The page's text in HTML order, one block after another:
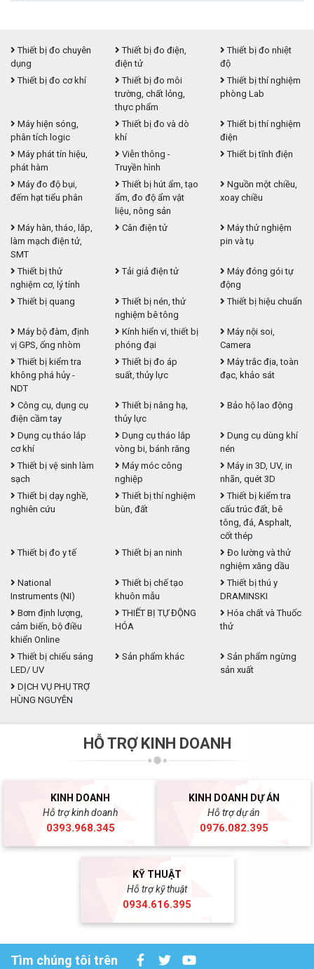
Thiết bị đo chuyên
dụng
Thiết bị đo điện,
điện tử
Thiết bị đo nhiệt
độ
Thiết bị đo cơ khí
Thiết bị đo môi
trường, chất lỏng,
thực phẩm
Thiết bị thí nghiệm
phòng Lab
Máy hiện sóng,
phân tích logic
Thiết bị đo và dò
khí
Thiết bị thí nghiệm
điện
Máy phát tín hiệu,
phát hàm
Viễn thông -
Truyền hình
Thiết bị tĩnh điện
Máy đo độ bụi,
đếm hạt tiểu phân
Thiết bị hút ẩm, tạo
ẩm, đo độ ẩm vật
liệu, nông sản
Nguồn một chiều,
xoay chiều
Máy hàn, tháo, lắp,
làm mạch điện tử,
SMT
Cân điện tử
Máy thử nghiệm
pin và tụ
Thiết bị thử
nghiệm cơ, lý tính
Tải giả điện tử
Máy đóng gói tự
động
Thiết bị quang
Thiết bị nén, thử
nghiệm bê tông
Thiết bị hiệu chuẩn
Máy bộ đàm, định
vị GPS, ống nhòm
Kính hiển vi, thiết bị
phóng đại
Máy nội soi,
Camera
Thiết bị kiểm tra
không phá hủy -
NDT
Thiết bị đo áp
suất, thủy lực
Máy trắc địa, toàn
đạc, khảo sát
Công cụ, dụng cụ
điện cầm tay
Thiết bị nâng hạ,
thủy lực
Bảo hộ lao động
Dụng cụ tháo lắp
cơ khí
Dụng cụ tháo lắp
vòng bi, bánh răng
Dụng cụ dùng khí
nén
Thiết bị vệ sinh làm
sạch
Máy móc công
nghiệp
Máy in 3D, UV, in
nhãn, quét 3D
Thiết bị dạy nghề,
nghiên cứu
Thiết bị thí nghiệm
bùn, đất
Thiết bị kiểm tra
cấu trúc đất, bê
tông, đá, Asphalt,
cốt thép
Thiết bị đo y tế
Thiết bị an ninh
Đo lường và thử
nghiệm xăng dầu
National
Instruments (NI)
Thiết bị chế tạo
khuôn mẫu
Thiết bị thú y
DRAMINSKI
Bơm định lượng,
cảm biến, bộ điều
khiển Online
THIẾT BỊ TỰ ĐỘNG
HÓA
Hóa chất và Thuốc
thử
Thiết bị chiếu sáng
LED/ UV
Sản phẩm khác
Sản phẩm ngừng
sản xuất
DỊCH VỤ PHỤ TRỢ
HÙNG NGUYÊN
HỖ TRỢ KINH DOANH
KINH DOANH
Hỗ trợ kinh doanh
0393.968.345
KINH DOANH DỰ ÁN
Hỗ trợ dự án
0976.082.395
KỸ THUẬT
Hỗ trợ kỹ thuật
0934.616.395
Tìm chúng tôi trên